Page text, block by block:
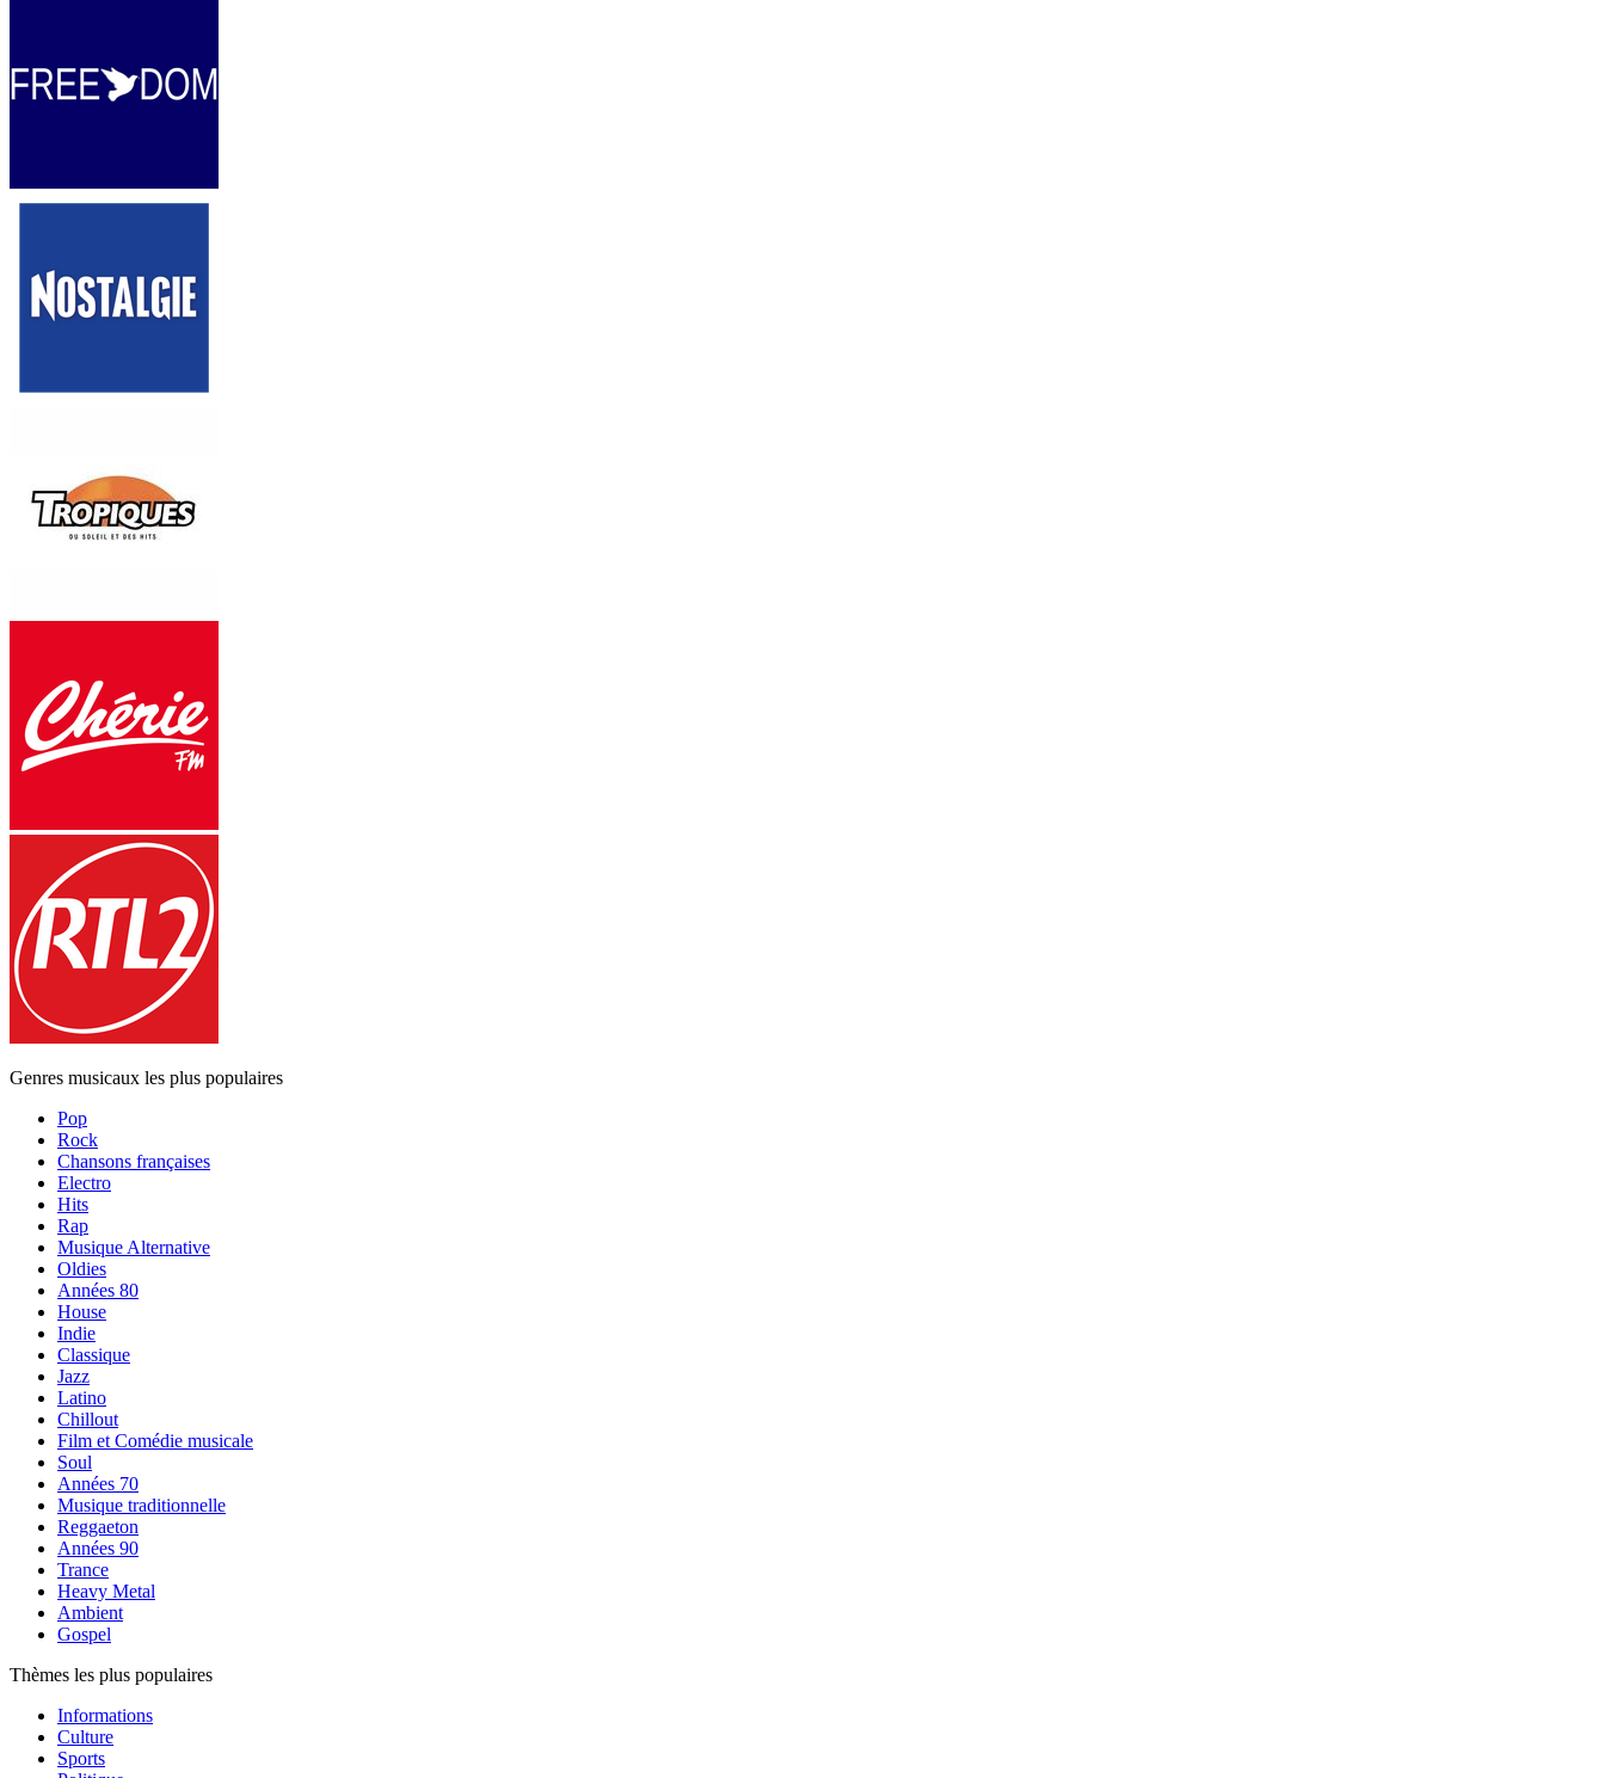
Genres musicaux les plus populaires
Pop
Rock
Chansons françaises
Electro
Hits
Rap
Musique Alternative
Oldies
Années 80
House
Indie
Classique
Jazz
Latino
Chillout
Film et Comédie musicale
Soul
Années 70
Musique traditionnelle
Reggaeton
Années 90
Trance
Heavy Metal
Ambient
Gospel
Thèmes les plus populaires
Informations
Culture
Sports